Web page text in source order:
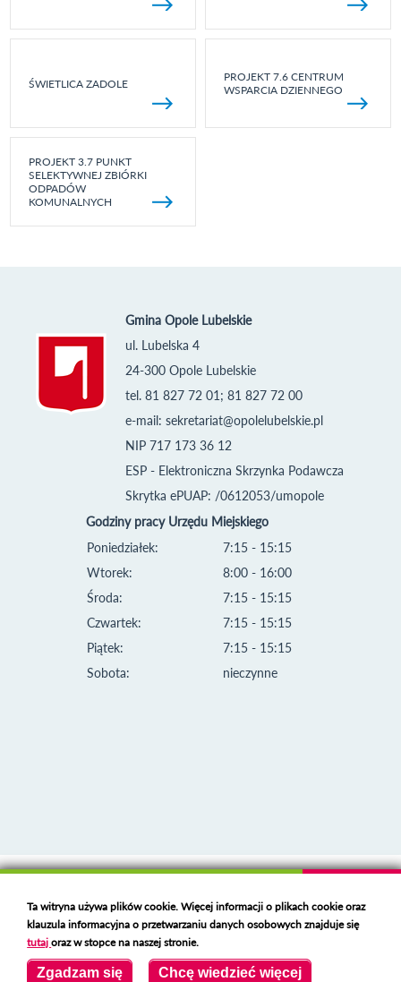
ŚWIETLICA ZADOLE
PROJEKT 7.6 CENTRUM
WSPARCIA DZIENNEGO
PROJEKT 3.7 PUNKT
SELEKTYWNEJ ZBIÓRKI
ODPADÓW
KOMUNALNYCH
Gmina Opole Lubelskie
ul. Lubelska 4
24-300 Opole Lubelskie
tel. 81 827 72 01; 81 827 72 00
e-mail: sekretariat@opolelubelskie.pl
NIP 717 173 36 12
ESP - Elektroniczna Skrzynka Podawcza
Skrytka ePUAP: /0612053/umopole
Godziny pracy Urzędu Miejskiego
Poniedziałek:
Wtorek:
Środa:
Czwartek:
Piątek:
Sobota:
7:15 - 15:15
8:00 - 16:00
7:15 - 15:15
7:15 - 15:15
7:15 - 15:15
nieczynne
Deklaracja dostępności
Polski serwer RBLhttps://polspam.pl/
Copyright 2023 Urząd Miejski w Opolu Lubelskim
Created byVOBACOM Odnośnik otworzy się w nowym oknie
Ta witryna używa plików cookie. Więcej informacji o plikach cookie oraz
klauzula informacyjna o przetwarzaniu danych osobowych znajduje się
tutajoraz w stopce na naszej stronie.
Zgadzam się Chcę wiedzieć więcej